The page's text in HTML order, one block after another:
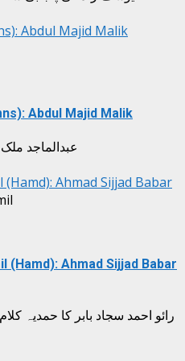
Abdul Majid Malik
Abdul Majid Malik
(Hamd): Ahmad Sijjad Babar
(Hamd): Ahmad Sijjad Babar
رائو احمد سجاد بابر کا حمدیہ